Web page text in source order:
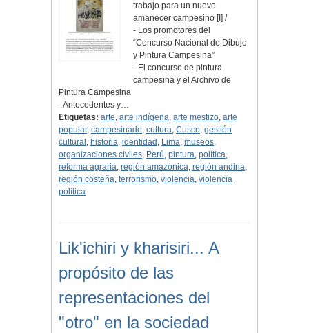
trabajo para un nuevo
amanecer campesino [I] /
- Los promotores del
“Concurso Nacional de Dibujo
y Pintura Campesina”
- El concurso de pintura
campesina y el Archivo de
Pintura Campesina
- Antecedentes y…
Etiquetas: arte, arte indígena, arte mestizo, arte
popular, campesinado, cultura, Cusco, gestión
cultural , historia, identidad , Lima, museos,
organizaciones civiles, Perú, pintura, política,
reforma agraria, región amazónica, región andina,
región costeña, terrorismo, violencia, violencia
política
Lik'ichiri y kharisiri... A
propósito de las
representaciones del
"otro" en la sociedad